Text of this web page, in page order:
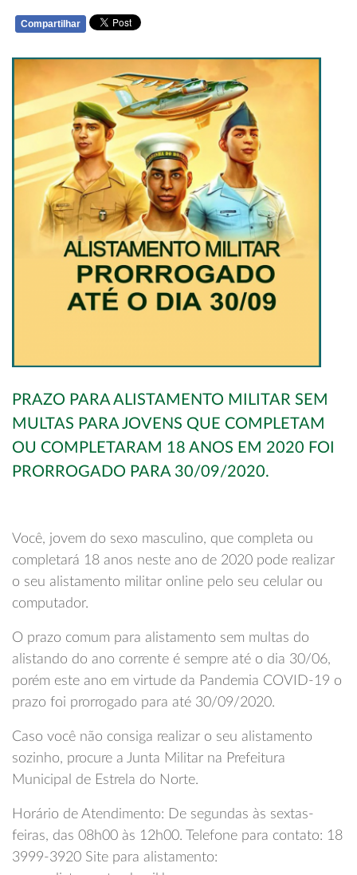
Compartilhar
PRAZO PARA ALISTAMENTO MILITAR SEM
MULTAS PARA JOVENS QUE COMPLETAM
OU COMPLETARAM 18 ANOS EM 2020 FOI
PRORROGADO PARA 30/09/2020.
Você, jovem do sexo masculino, que completa ou
completará 18 anos neste ano de 2020 pode realizar
o seu alistamento militar online pelo seu celular ou
computador.
O prazo comum para alistamento sem multas do
alistando do ano corrente é sempre até o dia 30/06,
porém este ano em virtude da Pandemia COVID-19 o
prazo foi prorrogado para até 30/09/2020.
Caso você não consiga realizar o seu alistamento
sozinho, procure a Junta Militar na Prefeitura
Municipal de Estrela do Norte.
Horário de Atendimento: De segundas às sextas-
feiras, das 08h00 às 12h00. Telefone para contato: 18
3999-3920 Site para alistamento: